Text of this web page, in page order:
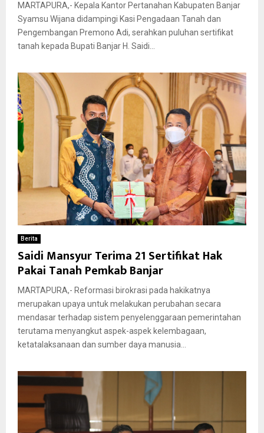
MARTAPURA,- Kepala Kantor Pertanahan Kabupaten Banjar
Syamsu Wijana didampingi Kasi Pengadaan Tanah dan
Pengembangan Premono Adi, serahkan puluhan sertifikat
tanah kepada Bupati Banjar H. Saidi...
Berita
Saidi Mansyur Terima 21 Sertifikat Hak
Pakai Tanah Pemkab Banjar
MARTAPURA,- Reformasi birokrasi pada hakikatnya
merupakan upaya untuk melakukan perubahan secara
mendasar terhadap sistem penyelenggaraan pemerintahan
terutama menyangkut aspek-aspek kelembagaan,
ketatalaksanaan dan sumber daya manusia...